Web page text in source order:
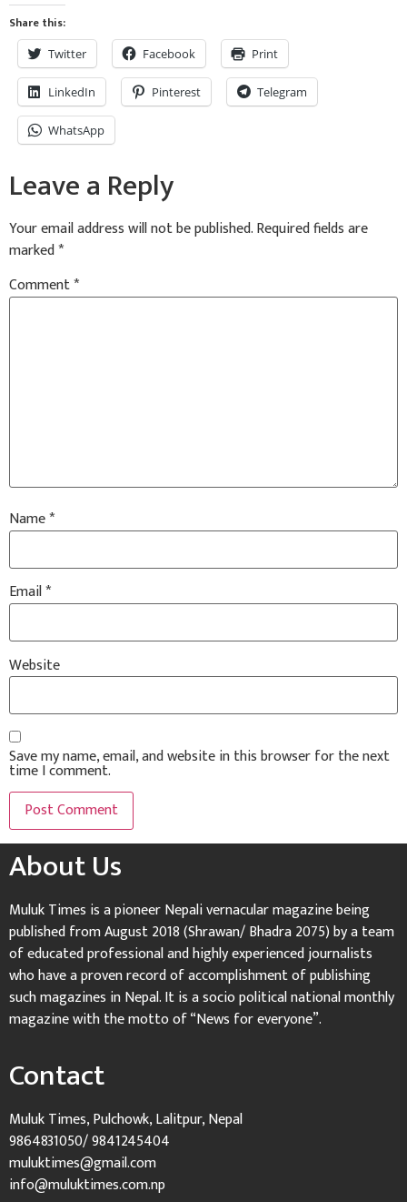
Share this:
Twitter Facebook Print
LinkedIn Pinterest Telegram
WhatsApp
Leave a Reply
Your email address will not be published.Required fields are
marked*
Comment*
Name*
Email*
Website
Save my name, email, and website in this browser for the next
time I comment.
About Us
Muluk Times is a pioneer Nepali vernacular magazine being
published from August 2018 (Shrawan/ Bhadra 2075) by a team
of educated professional and highly experienced journalists
who have a proven record of accomplishment of publishing
such magazines in Nepal. It is a socio political national monthly
magazine with the motto of “News for everyone”.
Contact
Muluk Times, Pulchowk, Lalitpur, Nepal
9864831050/ 9841245404
muluktimes@gmail.com
info@muluktimes.com.np